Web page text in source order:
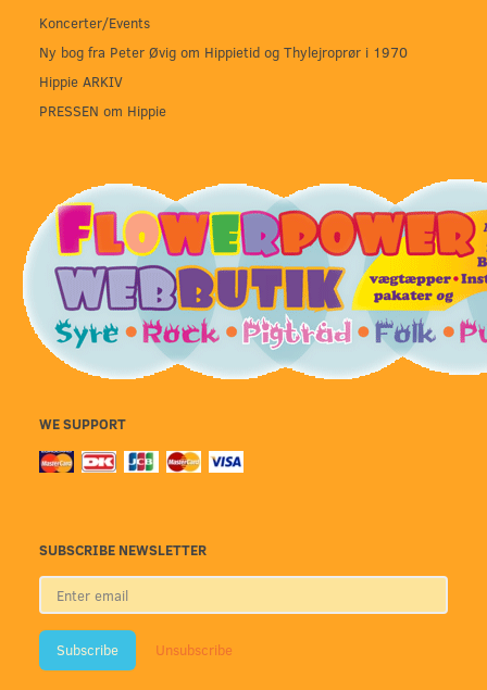
Koncerter/Events
Ny bog fra Peter Øvig om Hippietid og Thylejroprør i 1970
Hippie ARKIV
PRESSEN om Hippie
WE SUPPORT
SUBSCRIBE NEWSLETTER
Enter
email
Subscribe Unsubscribe